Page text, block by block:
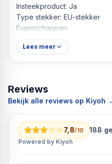
Insteekproduct: Ja
Type stekker: EU-stekker
Eigenschappen:
Interieurlicht
Automatische Stop
Kinderslot
Technologie: LED
Kleur: Staal
Voedingsbron: lichtnet
Frequentie: 50 - 60 Hz
Functies: Zelfreinigend
Spanning: 220-240 V
Lees meer
Reviews
Bekijk alle reviews op Kiyoh
7,8/10 188
Powered by Kiyoh